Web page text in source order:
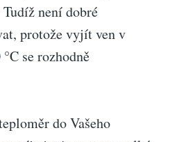
není dobré
protože vyjít ven v
se rozhodně
do Vašeho